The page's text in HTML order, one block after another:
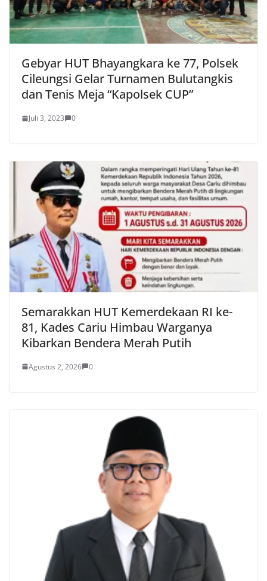
Gebyar HUT Bhayangkara ke 77, Polsek
Cileungsi Gelar Turnamen Bulutangkis
dan Tenis Meja “Kapolsek CUP”
Juli 3, 2023 0
Semarakkan HUT Kemerdekaan RI ke-
81, Kades Cariu Himbau Warganya
Kibarkan Bendera Merah Putih
Agustus 2, 2026 0